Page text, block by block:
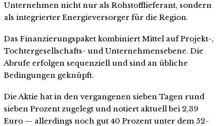
Unternehmen nicht nur als Rohstofflieferant, sondern
als integrierter Energieversorger für die Region.
Das Finanzierungspaket kombiniert Mittel auf Projekt-,
Tochtergesellschafts- und Unternehmensebene. Die
Abrufe erfolgen sequenziell und sind an übliche
Bedingungen geknüpft.
Die Aktie hat in den vergangenen sieben Tagen rund
sieben Prozent zugelegt und notiert aktuell bei 2,39
Euro — allerdings noch gut 40 Prozent unter dem 52-